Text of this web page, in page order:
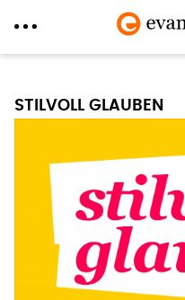
Inhalt
STILVOLL GLAUBEN